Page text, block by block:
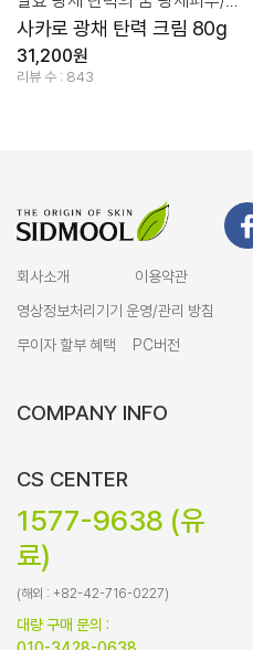
사카로 광채 탄력 크림 80g
31,200원
리뷰 수 : 843
회사소개 이용약관
영상정보처리기기 운영/관리 방침
무이자 할부 혜택
PC버전
COMPANY INFO
CS CENTER
1577-9638 (유
료)
(해외 : +82-42-716-0227)
대량 구매 문의 :